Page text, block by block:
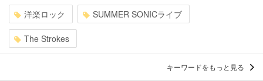
洋楽ロック SUMMER SONICライブ
The Strokes
キーワードをもっと見る